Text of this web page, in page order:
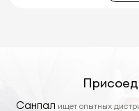
Санпал ищет опытных